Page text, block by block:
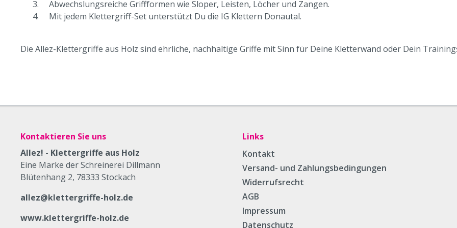
Abwechslungsreiche Griffformen wie Sloper, Leisten, Löcher und Zangen.
Mit jedem Klettergriff-Set unterstützt Du die IG Klettern Donautal.
Die Allez-Klettergriffe aus Holz sind ehrliche, nachhaltige Griffe mit Sinn für Deine Kletterwand oder Dein
Kontaktieren Sie uns
Allez! - Klettergriffe aus Holz
Eine Marke der Schreinerei Dillmann
Blütenhang 2, 78333 Stockach
allez@klettergriffe-holz.de
www.klettergriffe-holz.de
Links
Kontakt
Versand- und Zahlungsbedingungen
Widerrufsrecht
AGB
Impressum
Datenschutz